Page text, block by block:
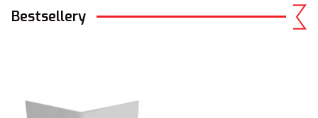
Bestsellery